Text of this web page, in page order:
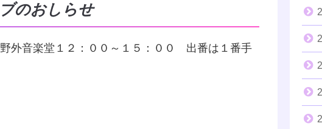
のおしらせ
外音楽堂１２：００～１５：００ 出番は１番手